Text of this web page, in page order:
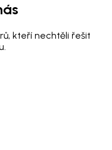
kteří nechtěli řešit